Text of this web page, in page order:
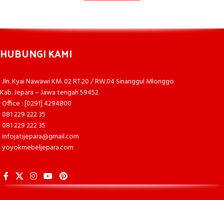
HUBUNGI KAMI
Jln. Kyai Nawawi KM. 02 RT.20 / RW.04 Sinanggul Mlonggo
Kab. Jepara – Jawa tengah 59452
Office : [0291] 4294800
081 229 222 35
081 229 222 35
infojatijepara@gmail.com
yoyokmebeljepara.com